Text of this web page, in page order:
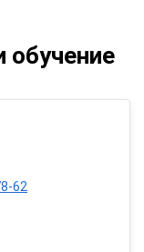
обучение
62